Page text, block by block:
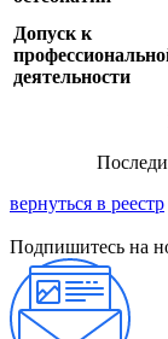
Допуск к
деятельности
вернуться в реестр
Подпишитесь на